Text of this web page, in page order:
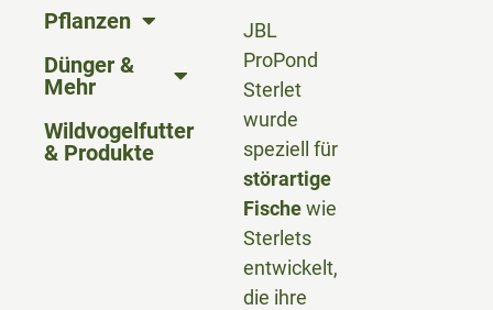
Pflanzen
Dünger &
Mehr
Wildvogelfutter
& Produkte
JBL
ProPond
Sterlet
wurde
speziell für
störartige
Fischewie
Sterlets
entwickelt,
die ihre